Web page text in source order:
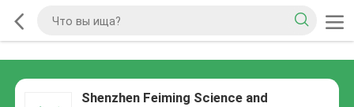
Shenzhen Feiming Science and